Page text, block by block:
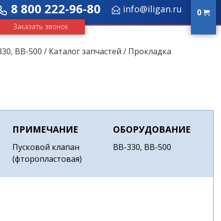
8 800 222-96-80
Заказать звонок
info@iligan.ru 0
ВВ-500 / Каталог запчастей / Прокладка
ПРИМЕЧАНИЕ
Пусковой клапан
(фторопластовая)
ОБОРУДОВАНИЕ
ВВ-330, ВВ-500